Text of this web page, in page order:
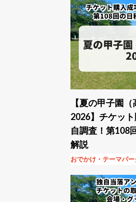
【夏の甲子園（
2026】チケッ
自調査！第108
解説
おでかけ・テーマパー